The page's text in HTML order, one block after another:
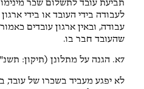
תביעת עובד לתשלום שכר
לעבודה בידי העובד או בידי
עבודה, ובאין ארגון עובדים
שהעובד חבר בו.
7א. הגנה על מתלונן (תיקון: תשנ"ז)
לא יפגע מעביד בשכרו של עובד,